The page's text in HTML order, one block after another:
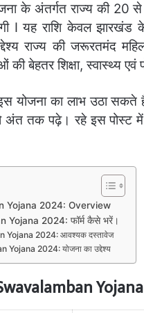
के अंतर्गत राज्य की 20 से
I यह राशि केवल झारखंड के
राज्य की जरूरतमंद
की बेहतर शिक्षा, स्वास्थ्य
योजना का लाभ उठा सकते
तक पढ़े। रहे इस पोस्ट में
Yojana 2024: Overview
2024: फॉर्म कैसे भरें।
2024: आवश्यक दस्तावेज
2024: योजना का उद्देश्य